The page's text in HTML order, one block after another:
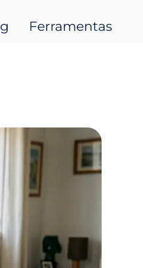
Ferramentas